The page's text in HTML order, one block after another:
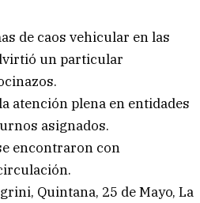
de caos vehicular en las
un particular
atención plena en entidades
asignados.
encontraron con
Quintana, 25 de Mayo, La